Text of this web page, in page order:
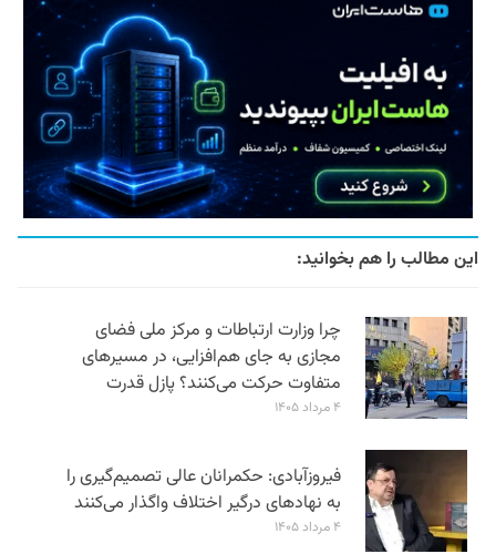
این مطالب را هم بخوانید:
چرا وزارت ارتباطات و مرکز ملی فضای
مجازی به جای هم‌افزایی، در مسیرهای
متفاوت حرکت می‌کنند؟ پازل قدرت
۴ مرداد ۱۴۰۵
فیروزآبادی: حکمرانان عالی تصمیم‌گیری را
به نهادهای درگیر اختلاف واگذار می‌کنند
۴ مرداد ۱۴۰۵